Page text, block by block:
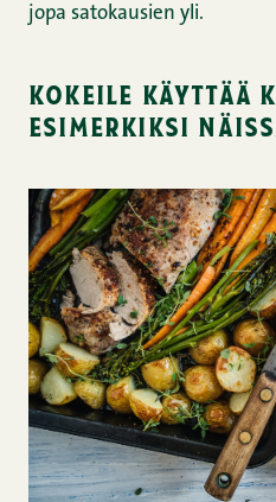
jopa satokausien yli.
kokeile käyttää
esimerkiksi